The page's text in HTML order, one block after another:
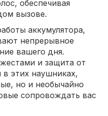
обеспечивая
вызове.
аккумулятора,
непрерывное
вашего дня.
и защита от
этих наушниках,
но и необычайно
сопровождать вас